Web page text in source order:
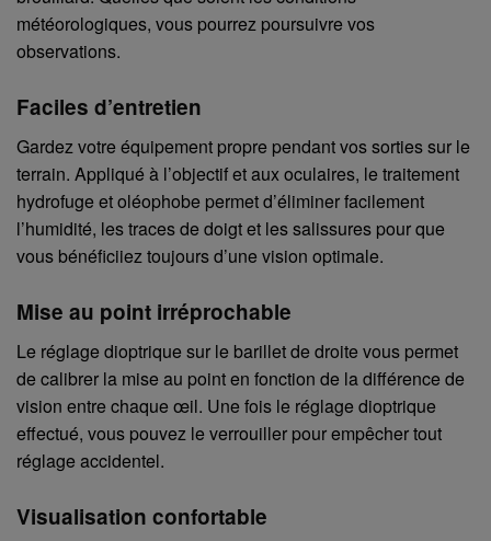
météorologiques, vous pourrez poursuivre vos
observations.
Faciles d’entretien
Gardez votre équipement propre pendant vos sorties sur le
terrain. Appliqué à l’objectif et aux oculaires, le traitement
hydrofuge et oléophobe permet d’éliminer facilement
l’humidité, les traces de doigt et les salissures pour que
vous bénéficiiez toujours d’une vision optimale.
Mise au point irréprochable
Le réglage dioptrique sur le barillet de droite vous permet
de calibrer la mise au point en fonction de la différence de
vision entre chaque œil. Une fois le réglage dioptrique
effectué, vous pouvez le verrouiller pour empêcher tout
réglage accidentel.
Visualisation confortable